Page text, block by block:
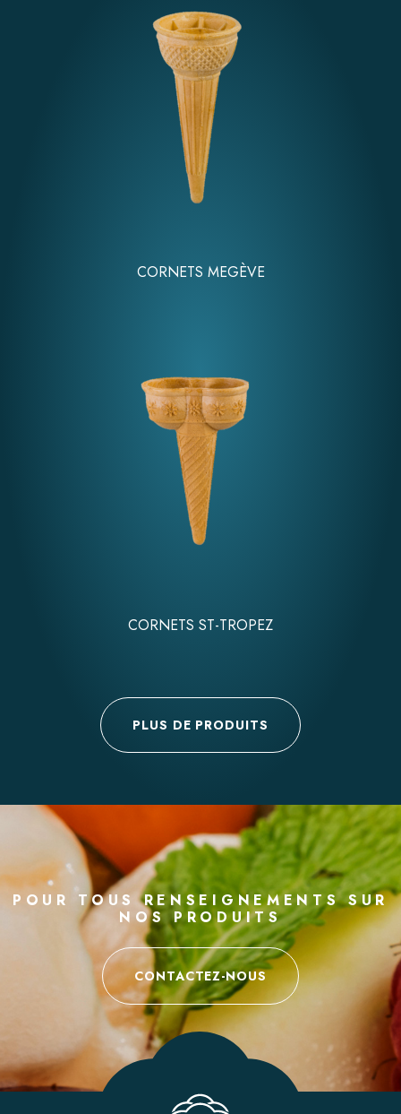
CORNETS MEGÈVE
CORNETS ST-TROPEZ
PLUS DE PRODUITS
POUR TOUS RENSEIGNEMENTS SUR
NOS PRODUITS
CONTACTEZ-NOUS